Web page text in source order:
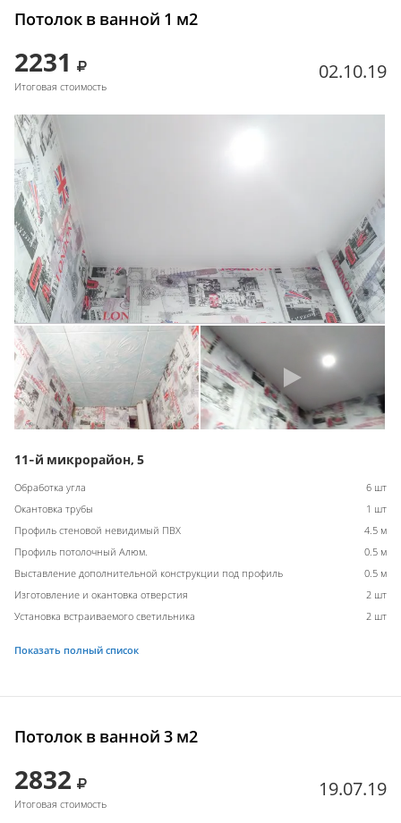
Потолок в ванной 1 м2
2231
Итоговая стоимость
02.10.19
11-й микрорайон, 5
Обработка угла
6 шт
Окантовка трубы
1 шт
Профиль стеновой невидимый ПВХ
4.5 м
Профиль потолочный Алюм.
0.5 м
Выставление дополнительной конструкции под профиль
0.5 м
Изготовление и окантовка отверстия
2 шт
Установка встраиваемого светильника
2 шт
Показать полный список
Потолок в ванной 3 м2
2832
Итоговая стоимость
19.07.19